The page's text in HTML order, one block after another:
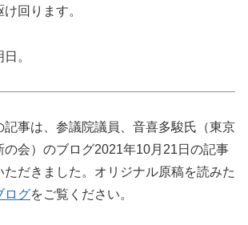
回ります。
。
記事は、参議院議員、音喜多駿氏（東京
の会）のブログ2021年10月21日の記事
ただきました。オリジナル原稿を読みた
ログをご覧ください。